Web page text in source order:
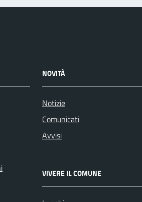
NOVITÀ
Notizie
Comunicati
Avvisi
VIVERE IL COMUNE